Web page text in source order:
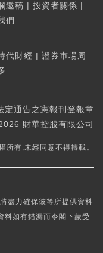
邀稿 | 投資者關係 |
們
代財經 | 證券市場周
...
定通告之憲報刊登報章
財華控股有限公司
所有,未經同意不得轉載。
盡力確保彼等所提供資料
料如有錯漏而令閣下蒙受